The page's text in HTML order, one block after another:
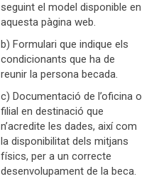
seguint el model disponible en
aquesta pàgina web.
b) Formulari que indique els
condicionants que ha de
reunir la persona becada.
c) Documentació de l’oficina o
filial en destinació que
n’acredite les dades, així com
la disponibilitat dels mitjans
físics, per a un correcte
desenvolupament de la beca.